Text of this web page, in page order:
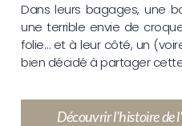
Dans leurs bagages, une
une terrible envie de
folie… et à leur côté, un
bien décidé à partager
Découvrir l'histoire de